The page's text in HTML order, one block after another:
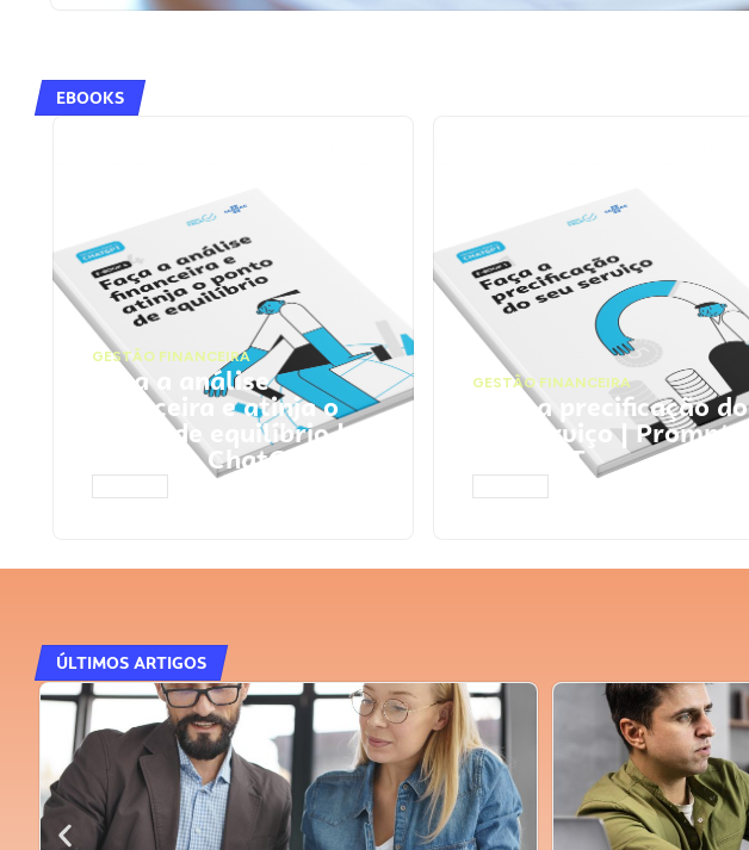
EBOOKS
GESTÃO FINANCEIRA
Faça a análise
financeira e atinja o
ponto de equilíbrio |
Prompts ChatGPT
GESTÃO FINANCEIRA
Faça a precificação do
seu serviço | Prompts
ChatGPT
ÚLTIMOS ARTIGOS